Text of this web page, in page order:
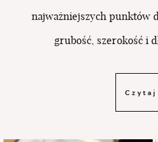
najważniejszych punktów
grubość, szerokość i
Czytaj